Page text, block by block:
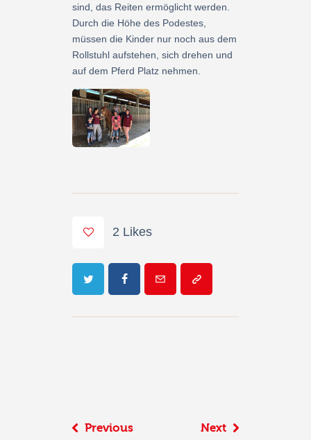
sind, das Reiten ermöglicht werden.
Durch die Höhe des Podestes,
müssen die Kinder nur noch aus dem
Rollstuhl aufstehen, sich drehen und
auf dem Pferd Platz nehmen.
2 Likes
Previous
Next